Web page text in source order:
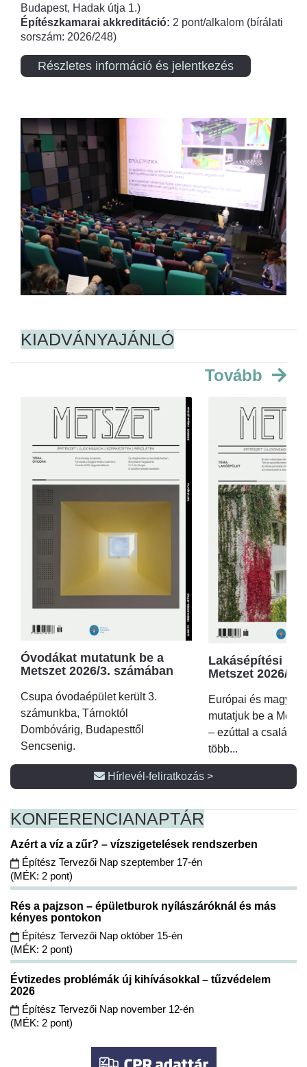
Budapest, Hadak útja 1.)
Építészkamarai akkreditáció: 2 pont/alkalom (bírálati
sorszám: 2026/248)
Részletes információ és jelentkezés
KIADVÁNYAJÁNLÓ
Tovább
Óvodákat mutatunk be a
Metszet 2026/3. számában
Csupa óvodaépület került 3.
számunkba, Tárnoktól
Dombóvárig, Budapesttől
Sencsenig.
Lakásépítési
Metszet 2026/2.
Európai és magyar
mutatjuk be a
– ezúttal a családi
több...
Hírlevél-feliratkozás >
KONFERENCIANAPTÁR
Azért a víz a zűr? – vízszigetelések rendszerben
Építész Tervezői Nap szeptember 17-én
(MÉK: 2 pont)
Rés a pajzson – épületburok nyílászáróknál és más
kényes pontokon
Építész Tervezői Nap október 15-én
(MÉK: 2 pont)
Évtizedes problémák új kihívásokkal – tűzvédelem
2026
Építész Tervezői Nap november 12-én
(MÉK: 2 pont)